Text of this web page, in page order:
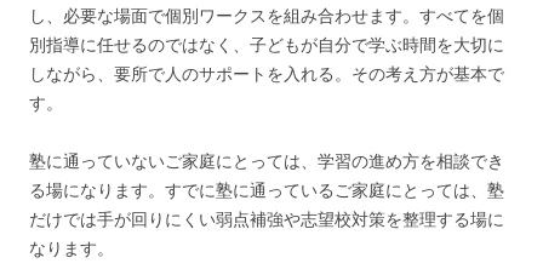
し、必要な場面で個別ワークスを組み合わせます。すべてを個
別指導に任せるのではなく、子どもが自分で学ぶ時間を大切に
しながら、要所で人のサポートを入れる。その考え方が基本で
す。
塾に通っていないご家庭にとっては、学習の進め方を相談でき
る場になります。すでに塾に通っているご家庭にとっては、塾
だけでは手が回りにくい弱点補強や志望校対策を整理する場に
なります。